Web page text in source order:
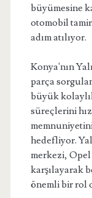
büyümesine
otomobil
adım atılıyor.
Konya'nın
parça
büyük
süreçlerini
hedefliyor.
merkezi, Opel
karşılayarak
önemli bir rol